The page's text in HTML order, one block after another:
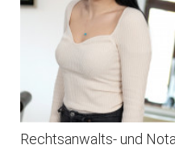
Rechtsanwalts- und